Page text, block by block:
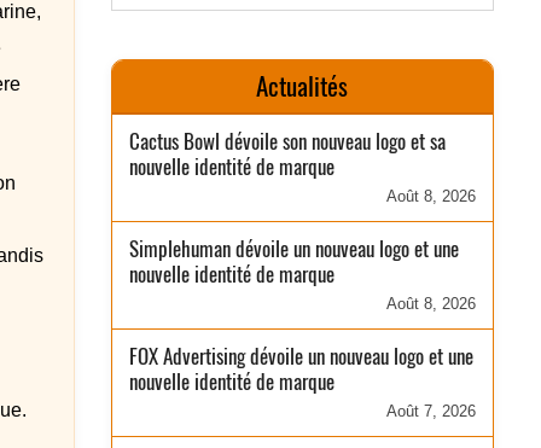
Actualités
Cactus Bowl dévoile son nouveau logo et sa
nouvelle identité de marque
Août 8, 2026
Simplehuman dévoile un nouveau logo et une
nouvelle identité de marque
Août 8, 2026
FOX Advertising dévoile un nouveau logo et une
nouvelle identité de marque
Août 7, 2026